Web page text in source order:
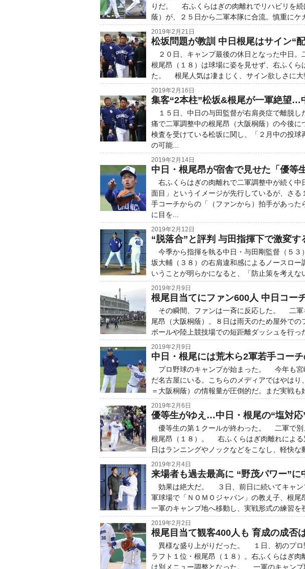
りだ。 右ふくらはぎの肉離れでリハビリを続
蔭）が、２５日から二軍本隊に合流。慎重にケ
2019年2月21日
松坂問題が教訓 中日根尾はサイン“
２０日、キャンプ最後の休日となった中日。
根尾昂（１８）は球場に姿を見せず、右ふく
た。 根尾人気は凄まじく、サイン欲しさに大
2019年2月16日
集客“2本柱”松坂&根尾が一軍絶望…
１５日、中日の与田監督が右肩炎症で離脱し
痛で二軍調整中の根尾昂（大阪桐蔭）の今後
検査を受けている松坂に関し、「２月中の投
の可能...
2019年2月14日
中日・根尾昂が宿舎で見せた「優等
右ふくらはぎの肉離れで二軍調整中が続く中
面目」というイメージが先行しているが、さ
手コーチからの「（ファンから）拍手があっ
に目を...
2019年2月12日
“脱落合”と評判 与田指揮下で激変
今季から指揮を執る中日・与田剛監督（５
坂大輔（３８）の右肩違和感によるノースロー
いうことが明らかになると、「防止策を考えな
2019年2月9日
根尾目当てにファン600人 中日コー
その瞬間、ファンは一斉に反応した。 二軍
尾昂（大阪桐蔭）。８日は雨天のため屋外で
ボールや陸上競技場での短距離ダッシュを行
2019年2月9日
中日・根尾には荒木ら2軍若手コー
プロ野球のキャンプが始まった。 今年も宮
だ名古屋にいる。こちらのメディアではやはり
＝大阪桐蔭）の情報量が圧倒的だ。まだ実戦も
2019年2月6日
優等生がゆえ…中日・根尾の“塩対応
優等生の第１クールが終わった。 二軍で別
根尾昂（１８）。 右ふくらはぎ肉離れによる
日はランニングやノックなどをこなし、軽快
2019年2月4日
来場者も過去最高に “野茂パワー”に
効果は絶大だ。 ３日、前日に続いてキャン
軍球場で「ＮＯＭＯジャパン」の教え子、根尾
一軍のキャンプ地へ移動し、実戦形式の練習を
2019年2月2日
根尾目当て観客400人も 育成の成否
異様な盛り上がりだった。 １日、初のプロ
ラフト１位・根尾昂（１８）。右ふくらはぎ
は別メニュー調整となった。 一軍のキャンプ